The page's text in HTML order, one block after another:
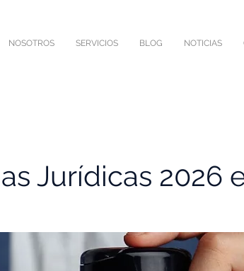
NOSOTROS SERVICIOS BLOG NOTICIAS
Jurídicas 2026